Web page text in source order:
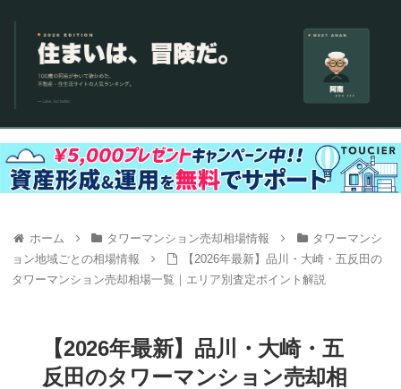
ホーム タワーマンション売却相場情報
タワーマンシ
ョン地域ごとの相場情報
【2026年最新】品川・大崎・五反田の
タワーマンション売却相場一覧｜エリア別査定ポイント解説
【2026年最新】品川・大崎・五
反田のタワーマンション売却相